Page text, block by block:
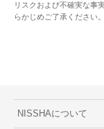
リスクおよび不確実な事
らかじめご了承ください。
NISSHAについて